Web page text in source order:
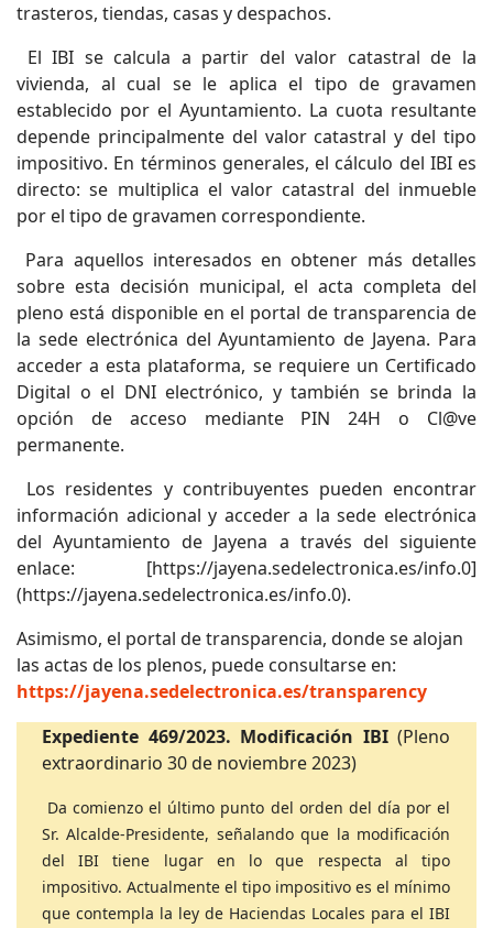
trasteros, tiendas, casas y despachos.
El IBI se calcula a partir del valor catastral de la
vivienda, al cual se le aplica el tipo de gravamen
establecido por el Ayuntamiento. La cuota resultante
depende principalmente del valor catastral y del tipo
impositivo. En términos generales, el cálculo del IBI es
directo: se multiplica el valor catastral del inmueble
por el tipo de gravamen correspondiente.
Para aquellos interesados en obtener más detalles
sobre esta decisión municipal, el acta completa del
pleno está disponible en el portal de transparencia de
la sede electrónica del Ayuntamiento de Jayena. Para
acceder a esta plataforma, se requiere un Certificado
Digital o el DNI electrónico, y también se brinda la
opción de acceso mediante PIN 24H o Cl@ve
permanente.
Los residentes y contribuyentes pueden encontrar
información adicional y acceder a la sede electrónica
del Ayuntamiento de Jayena a través del siguiente
enlace: [https://jayena.sedelectronica.es/info.0]
(https://jayena.sedelectronica.es/info.0).
Asimismo, el portal de transparencia, donde se alojan
las actas de los plenos, puede consultarse en:
https://jayena.sedelectronica.es/transparency
Expediente 469/2023. Modificación IBI(Pleno
extraordinario 30 de noviembre 2023)
Da comienzo el último punto del orden del día por el
Sr. Alcalde-Presidente, señalando que la modificación
del IBI tiene lugar en lo que respecta al tipo
impositivo. Actualmente el tipo impositivo es el mínimo
que contempla la ley de Haciendas Locales para el IBI